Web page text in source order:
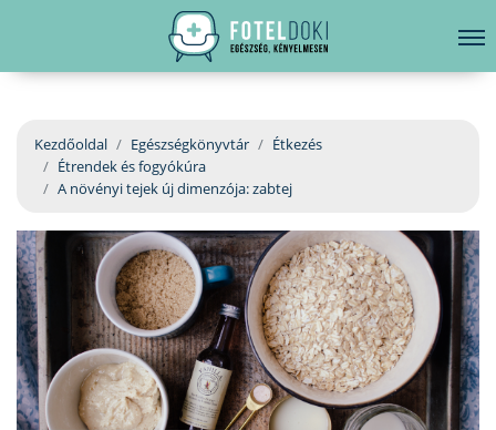
EGÉSZSÉGKÖNYVTÁR
BETEGSÉGKALAUZ
ÜGYELETKERESŐ
ORVOS VÁLASZOL
ORVOSKERESŐ
hirdetés
Kezdőoldal Egészségkönyvtár
Étkezés
Étrendek és fogyókúra
A növényi tejek új dimenzója: zabtej